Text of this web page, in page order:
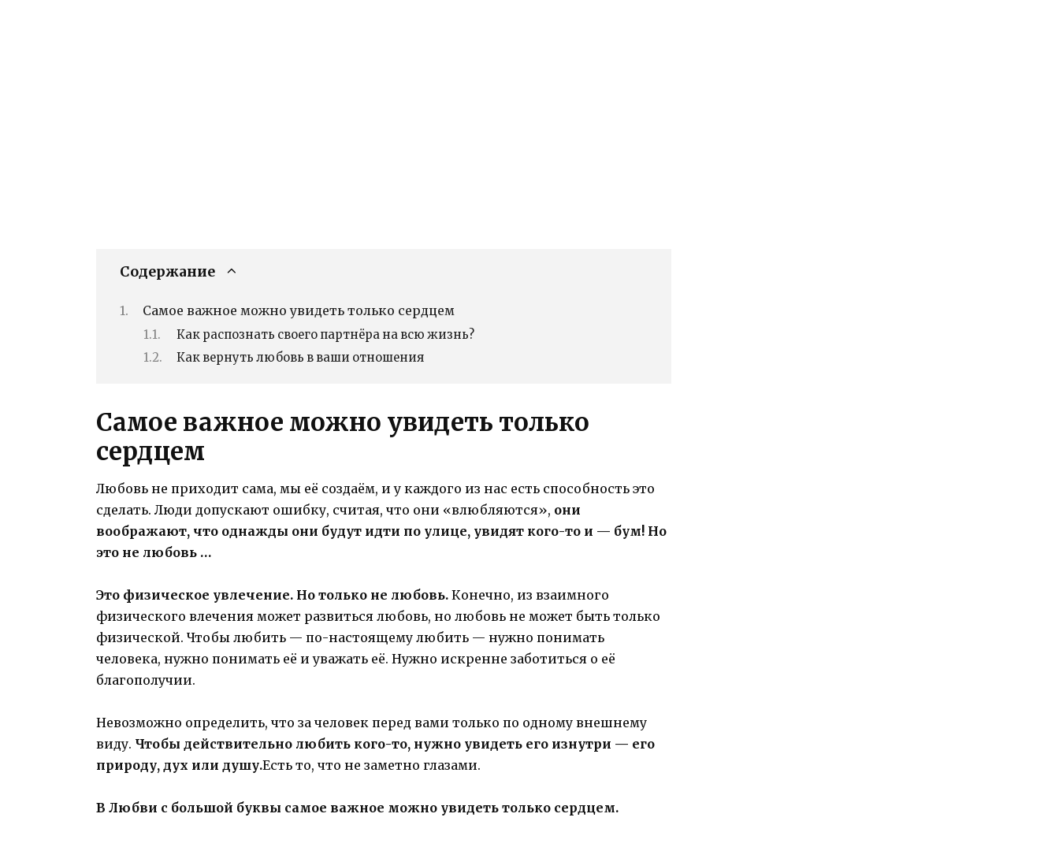
Содержание
Cамое важное можно увидеть только сердцем
Как распознать своего партнёра на всю жизнь?
Как вернуть любовь в ваши отношения
Cамое важное можно увидеть только
сердцем
Любовь не приходит сама, мы её создаём, и у каждого из нас есть способность это
сделать. Люди допускают ошибку, считая, что они «влюбляются», они
воображают, что однажды они будут идти по улице, увидят кого-то и — бум! Но
это не любовь …
Это физическое увлечение. Но только не любовь. Конечно, из взаимного
физического влечения может развиться любовь, но любовь не может быть только
физической. Чтобы любить — по-настоящему любить — нужно понимать
человека, нужно понимать её и уважать её. Нужно искренне заботиться о её
благополучии.
Невозможно определить, что за человек перед вами только по одному внешнему
виду. Чтобы действительно любить кого-то, нужно увидеть его изнутри — его
природу, дух или душу.Есть то, что не заметно глазами.
В Любви с большой буквы самое важное можно увидеть только сердцем.